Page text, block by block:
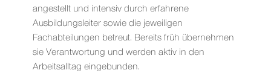
angestellt und intensiv durch erfahrene
Ausbildungsleiter sowie die jeweiligen
Fachabteilungen betreut. Bereits früh übernehmen
sie Verantwortung und werden aktiv in den
Arbeitsalltag eingebunden.